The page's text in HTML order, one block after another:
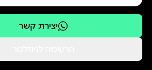
שמבקש לעמוד על משמעותה
העמוקה והאקטואלית של התורה.
יצירת קשר